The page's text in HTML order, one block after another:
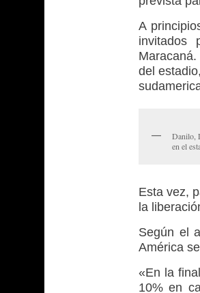
A
invitados
del
Danilo,
en el
Esta vez,
la
Según el
América
«En la
10% en